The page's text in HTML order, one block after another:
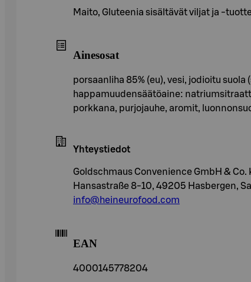
Maito, Gluteenia sisältävät viljat ja -
Ainesosat
porsaanliha 85% (eu), vesi, jodioitu
happamuudensäätöaine:
porkkana, purjojauhe, aromit,
Yhteystiedot
Goldschmaus Convenience GmbH & Co.
Hansastraße 8-10, 49205 Hasbergen,
info@heineurofood.com
EAN
4000145778204